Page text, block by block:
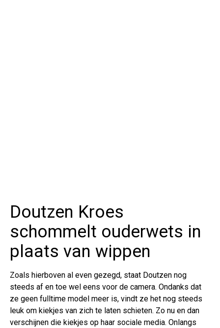
Doutzen Kroes
schommelt ouderwets in
plaats van wippen
Zoals hierboven al even gezegd, staat Doutzen nog
steeds af en toe wel eens voor de camera. Ondanks dat
ze geen fulltime model meer is, vindt ze het nog steeds
leuk om kiekjes van zich te laten schieten. Zo nu en dan
verschijnen die kiekjes op haar sociale media. Onlangs